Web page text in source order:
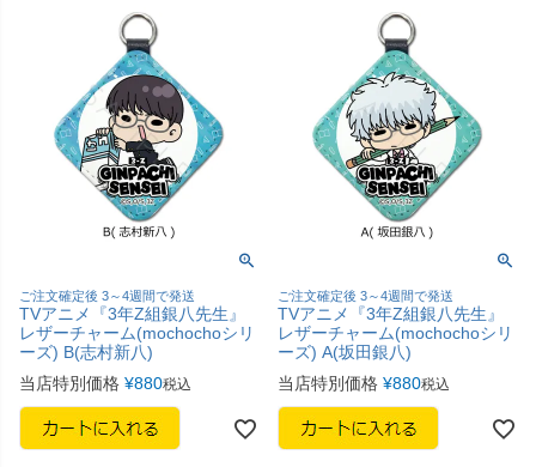
ご注文確定後 3～4週間で発送
TVアニメ『3年Z組銀八先生』
レザーチャーム(mochochoシリ
ーズ) B(志村新八)
当店特別価格 ¥880税込
ご注文確定後 3～4週間で発送
TVアニメ『3年Z組銀八先生』
レザーチャーム(mochochoシリ
ーズ) A(坂田銀八)
当店特別価格 ¥880税込